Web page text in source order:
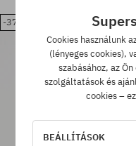
Elérhető méretek:
-37%
Cookies használunk
(lényeges cookies),
szabásához, az
szolgáltatások és
cookies –
BEÁLLÍTÁSOK